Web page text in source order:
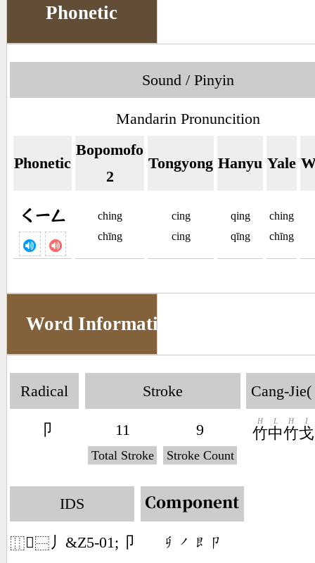
Phonetic
Sound / Pinyin
Mandarin Pronuncition
Phonetic
Bopomofo
2
Tongyong Hanyu Yale
ㄑㄧㄥ
ching
chīng
cing
cing
qing
qīng
ching
chīng
Word Information
Radical
卩
Stroke
11
Total Stroke
9
Stroke Count
Cang-Jie(
竹
H
中
L
竹
H
戈
I
IDS
⿲𠂎⿱ 丿&Z5-01;卩
Component
󶂅󶀄󶆜󶁊